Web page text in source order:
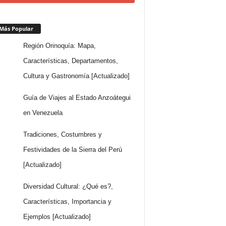
Popular
Región Orinoquía: Mapa,
Características, Departamentos,
Cultura y Gastronomía [Actualizado]
Guía de Viajes al Estado Anzoátegui
en Venezuela
Tradiciones, Costumbres y
Festividades de la Sierra del Perú
[Actualizado]
Diversidad Cultural: ¿Qué es?,
Características, Importancia y
Ejemplos [Actualizado]